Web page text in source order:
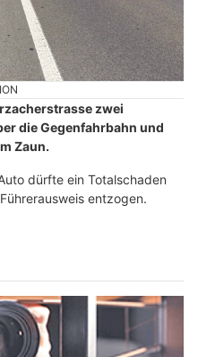
zwei
die Gegenfahrbahn und
Zaun.
dürfte ein Totalschaden
entzogen.